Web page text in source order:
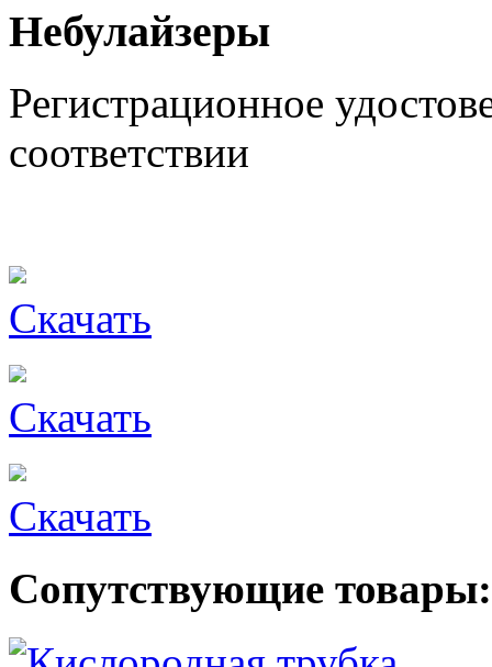
Небулайзеры
Регистрационное
соответствии
Скачать
Скачать
Скачать
Сопутствующие товары: